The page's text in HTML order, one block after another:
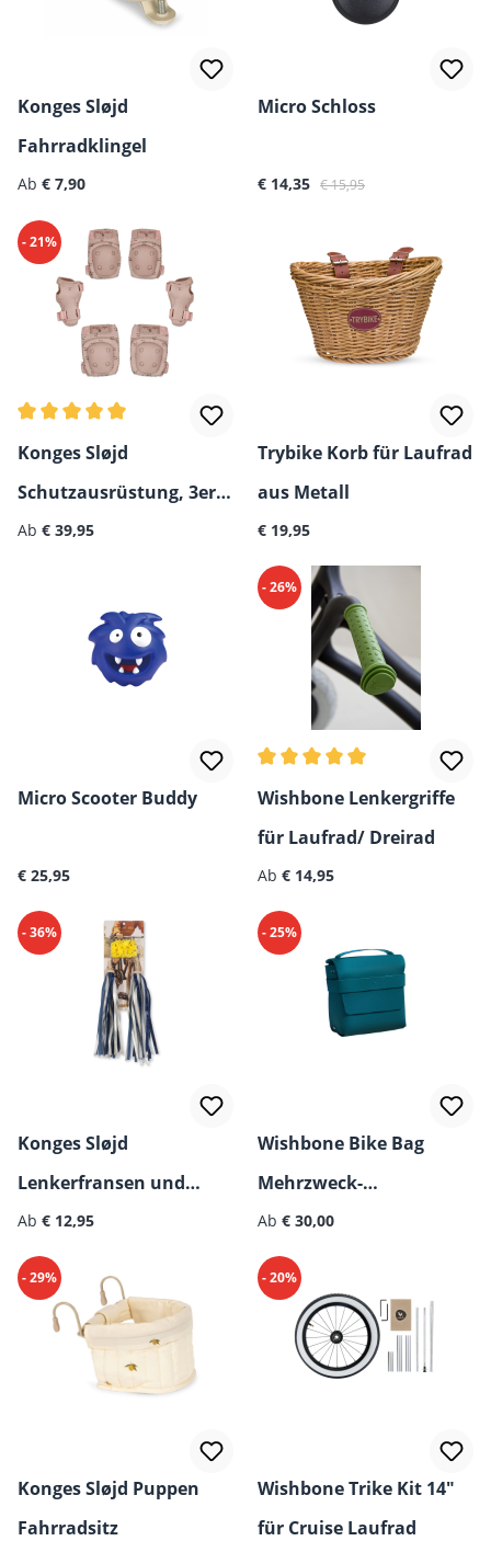
Konges Sløjd
Fahrradklingel
Regulärer Preis:
Ab € 7,90
Micro Schloss
Verkaufspreis:
€ 14,35 Regulärer Preis:
€ 15,95
- 21%
Durchschnittliche Bewertung von 5 von 5 Sternen
Konges Sløjd
Schutzausrüstung, 3er-
Pack
Regulärer Preis:
Ab € 39,95
Trybike Korb für Laufrad
aus Metall
Regulärer Preis:
€ 19,95
Micro Scooter Buddy
Regulärer Preis:
€ 25,95
- 26%
Durchschnittliche
Wishbone Lenkergriffe
für Laufrad/ Dreirad
Regulärer Preis:
Ab € 14,95
- 36%
Konges Sløjd
Lenkerfransen und
Speichenperlen
Regulärer Preis:
Ab € 12,95
- 25%
Wishbone Bike Bag
Mehrzweck-
Fahrradtasche
Regulärer Preis:
Ab € 30,00
- 29%
Konges Sløjd Puppen
Fahrradsitz
- 20%
Wishbone Trike Kit 14"
für Cruise Laufrad